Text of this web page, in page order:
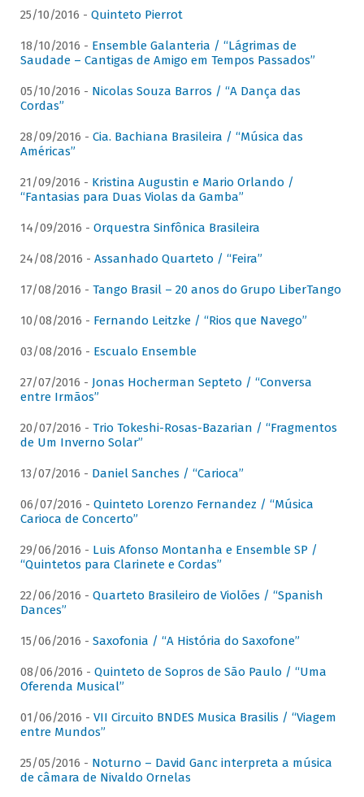
25/10/2016 - Quinteto Pierrot
18/10/2016 - Ensemble Galanteria / “Lágrimas de
Saudade – Cantigas de Amigo em Tempos Passados”
05/10/2016 - Nicolas Souza Barros / “A Dança das
Cordas”
28/09/2016 - Cia. Bachiana Brasileira / “Música das
Américas”
21/09/2016 - Kristina Augustin e Mario Orlando /
“Fantasias para Duas Violas da Gamba”
14/09/2016 - Orquestra Sinfônica Brasileira
24/08/2016 - Assanhado Quarteto / “Feira”
17/08/2016 - Tango Brasil – 20 anos do Grupo LiberTango
10/08/2016 - Fernando Leitzke / “Rios que Navego”
03/08/2016 - Escualo Ensemble
27/07/2016 - Jonas Hocherman Septeto / “Conversa
entre Irmãos”
20/07/2016 - Trio Tokeshi-Rosas-Bazarian / “Fragmentos
de Um Inverno Solar”
13/07/2016 - Daniel Sanches / “Carioca”
06/07/2016 - Quinteto Lorenzo Fernandez / “Música
Carioca de Concerto”
29/06/2016 - Luis Afonso Montanha e Ensemble SP /
“Quintetos para Clarinete e Cordas”
22/06/2016 - Quarteto Brasileiro de Violões / “Spanish
Dances”
15/06/2016 - Saxofonia / “A História do Saxofone”
08/06/2016 - Quinteto de Sopros de São Paulo / “Uma
Oferenda Musical”
01/06/2016 - VII Circuito BNDES Musica Brasilis / “Viagem
entre Mundos”
25/05/2016 - Noturno – David Ganc interpreta a música
de câmara de Nivaldo Ornelas